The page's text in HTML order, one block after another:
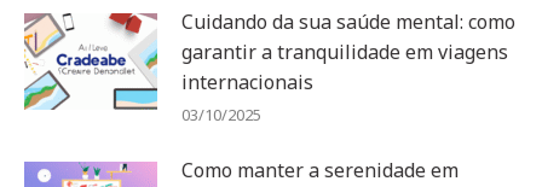
Cuidando da sua saúde mental: como
garantir a tranquilidade em viagens
internacionais
03/10/2025
Como manter a serenidade em